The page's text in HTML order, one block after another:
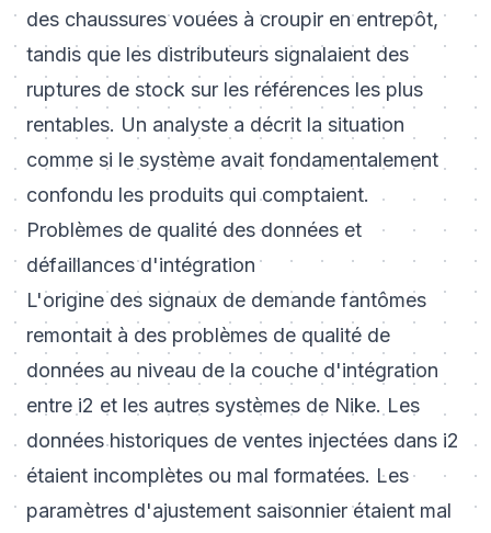
des chaussures vouées à croupir en entrepôt,
tandis que les distributeurs signalaient des
ruptures de stock sur les références les plus
rentables. Un analyste a décrit la situation
comme si le système avait fondamentalement
confondu les produits qui comptaient.
Problèmes de qualité des données et
défaillances d'intégration
L'origine des signaux de demande fantômes
remontait à des problèmes de qualité de
données au niveau de la couche d'intégration
entre i2 et les autres systèmes de Nike. Les
données historiques de ventes injectées dans i2
étaient incomplètes ou mal formatées. Les
paramètres d'ajustement saisonnier étaient mal